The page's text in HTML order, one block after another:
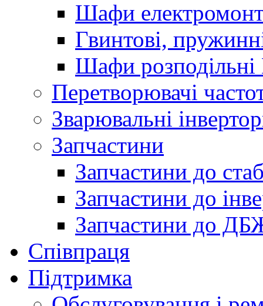
Шафи
Гвинтові,
Шафи розподільні
Перетворювачі
Зварювальні
Запчастини
Запчастини до
Запчастини до
Запчастини до
Співпраця
Підтримка